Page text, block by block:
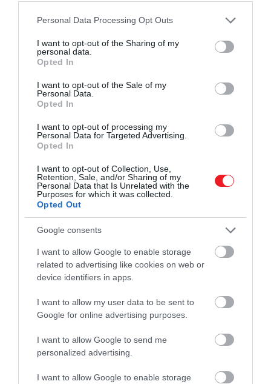
Please note that this website/app uses one or more Google
not limited to your visit or usage behaviour. You may click to
grant or deny consent to Google and its third-party tags to
use your data for below specified purposes in below Google
consent section.
Personal Data Processing Opt Outs
I want to opt-out of the Sharing of my
personal data.
Opted In
I want to opt-out of the Sale of my
Personal Data.
Opted In
I want to opt-out of processing my
Personal Data for Targeted Advertising.
Opted In
I want to opt-out of Collection, Use,
Retention, Sale, and/or Sharing of my
Personal Data that Is Unrelated with the
Purposes for which it was collected.
Opted Out
Google consents
I want to allow Google to enable storage
related to advertising like cookies on web or
device identifiers in apps.
I want to allow my user data to be sent to
Google for online advertising purposes.
I want to allow Google to send me
personalized advertising.
I want to allow Google to enable storage